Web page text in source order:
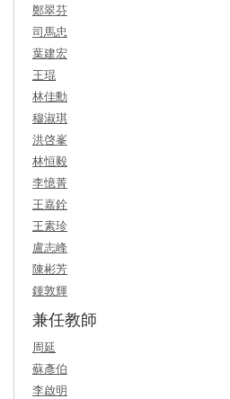
鄭翠芬
司馬忠
葉建宏
王琨
林佳勳
穆淑琪
洪啓峯
林恒毅
李憶菁
王嘉銓
王素珍
盧志峰
陳彬芳
鍾敦輝
兼任教師
周延
蘇彥伯
李啟明